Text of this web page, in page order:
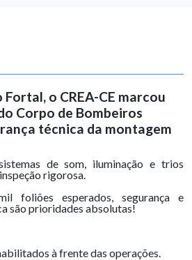
o CREA-CE marcou
Corpo de Bombeiros
técnica da montagem
de som, iluminação e trios
rigorosa.
foliões esperados, segurança e
são prioridades absolutas!
à frente das operações.